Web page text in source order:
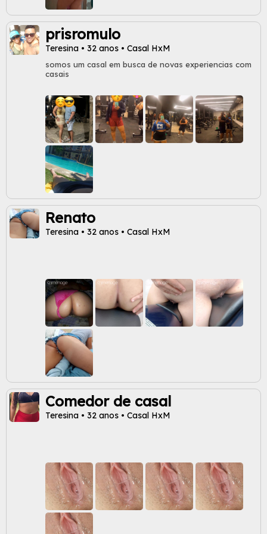
prisromulo
Teresina • 32 anos • Casal HxM
somos um casal em busca de novas experiencias com
casais
Renato
Teresina • 32 anos • Casal HxM
Comedor de casal
Teresina • 32 anos • Casal HxM